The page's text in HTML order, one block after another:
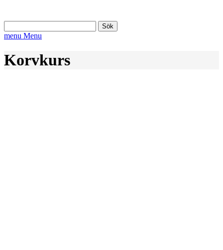
efter:
menu Menu
Korvkurs